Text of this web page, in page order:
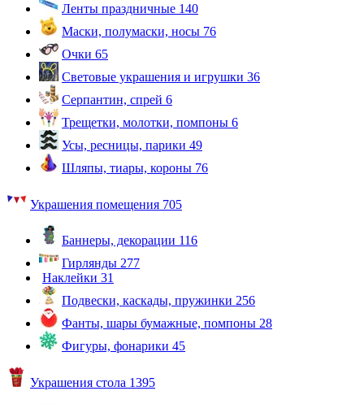
Ленты праздничные 140
Маски, полумаски, носы 76
Очки 65
Световые украшения и игрушки 36
Серпантин, спрей 6
Трещетки, молотки, помпоны 6
Усы, ресницы, парики 49
Шляпы, тиары, короны 76
Украшения помещения 705
Баннеры, декорации 116
Гирлянды 277
Наклейки 31
Подвески, каскады, пружинки 256
Фанты, шары бумажные, помпоны 28
Фигуры, фонарики 45
Украшения стола 1395